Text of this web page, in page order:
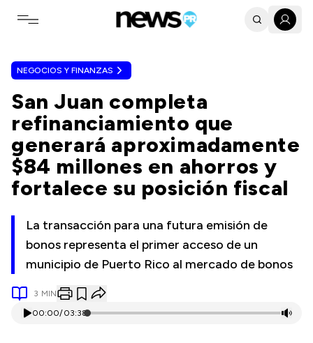
Toggle navigation menu
NEGOCIOS Y FINANZAS
San Juan completa
refinanciamiento que
generará aproximadamente
$84 millones en ahorros y
fortalece su posición fiscal
La transacción para una futura emisión de
bonos representa el primer acceso de un
municipio de Puerto Rico al mercado de bonos
3 MIN
00:00/03:38